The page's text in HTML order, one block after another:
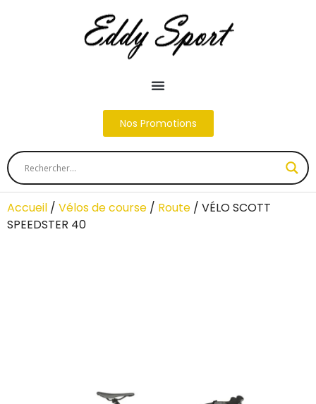
Nos Promotions
Accueil / Vélos de course / Route / VÉLO SCOTT
SPEEDSTER 40